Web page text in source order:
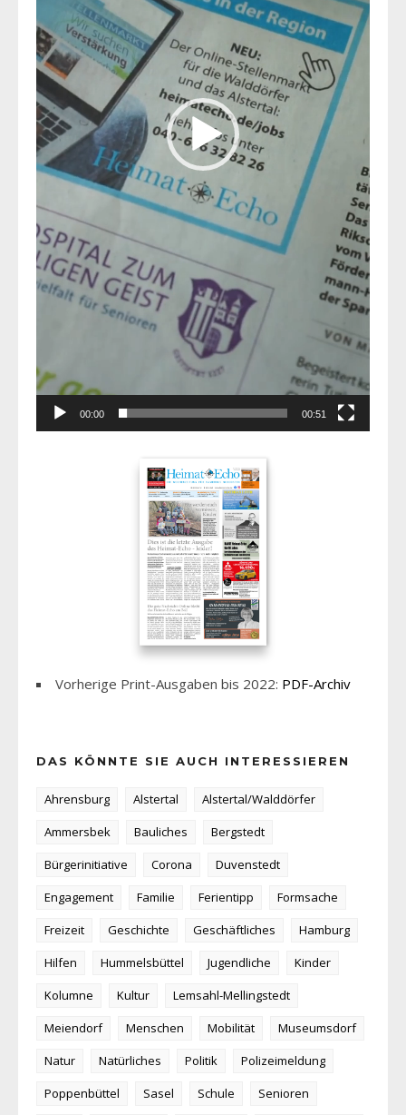
00:00 00:51
Vorherige Print-Ausgaben bis 2022: PDF-Archiv
DAS KÖNNTE SIE AUCH INTERESSIEREN
Ahrensburg Alstertal
Alstertal/Walddörfer
Ammersbek
Bauliches
Bergstedt
Bürgerinitiative
Corona
Duvenstedt
Engagement
Familie Ferientipp
Formsache
Freizeit
Geschichte Geschäftliches
Hamburg
Hilfen
Hummelsbüttel Jugendliche
Kinder
Kolumne
Kultur
Lemsahl-Mellingstedt
Meiendorf
Menschen Mobilität
Museumsdorf
Natur
Natürliches Politik
Polizeimeldung
Poppenbüttel
Sasel Schule
Senioren